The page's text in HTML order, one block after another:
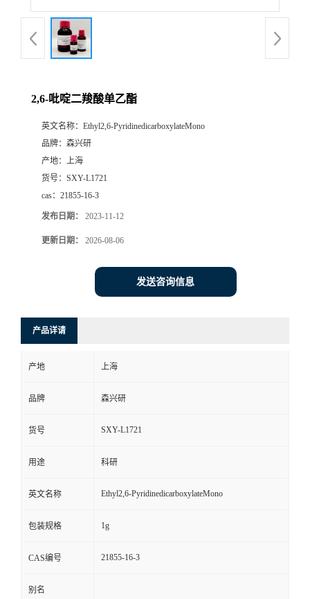
2,6-吡啶二羧酸单乙酯
英文名称： Ethyl2,6-PyridinedicarboxylateMono
品牌： 森兴研
产地： 上海
货号： SXY-L1721
cas： 21855-16-3
发布日期： 2023-11-12
更新日期： 2026-08-06
发送咨询信息
产品详请
产地 上海
品牌 森兴研
货号 SXY-L1721
用途 科研
英文名称 Ethyl2,6-PyridinedicarboxylateMono
包装规格 1g
CAS编号 21855-16-3
别名